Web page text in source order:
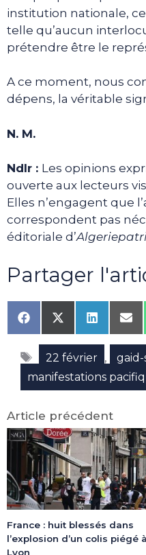
institution nationale,
telle qu’aucun
prétendre être le
A ce moment, nous
dépens, la véritable
N. M.
Ndlr : Les opinions
ouverte aux lecteurs
Elles n’engagent que
correspondent pas
éditoriale d’
Partager
Share
on
Facebook
Share
on
X
(Twitter)
Share
on
LinkedIn
on
Étiquettes
22 février , gaid-
manifestations
Article précédent
France : huit blessés dans
l’explosion d’un colis piégé à
Lyon